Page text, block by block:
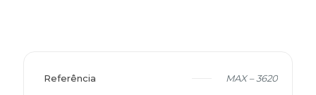
Referência MAX – 3620